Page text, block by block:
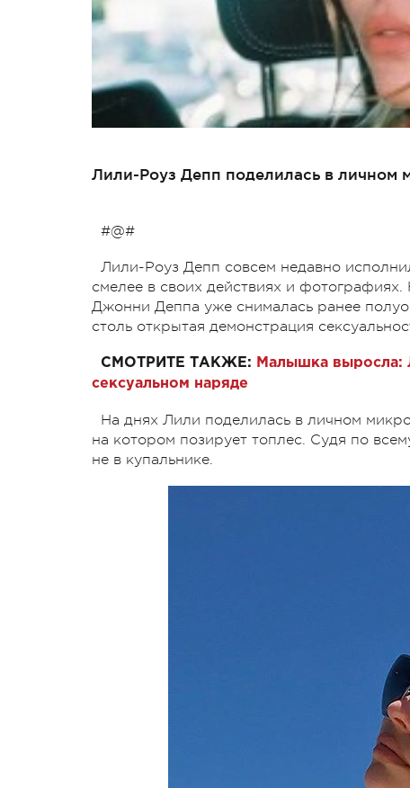
Лили-Роуз Депп поделилась в личном
#@#
Лили-Роуз Депп совсем недавно
смелее в своих действиях и
Джонни Деппа уже снималась ранее
столь открытая демонстрация
СМОТРИТЕ ТАКЖЕ: Малышка выросла:
сексуальном наряде
На днях Лили поделилась в личном
на котором позирует топлес. Судя по
не в купальнике.